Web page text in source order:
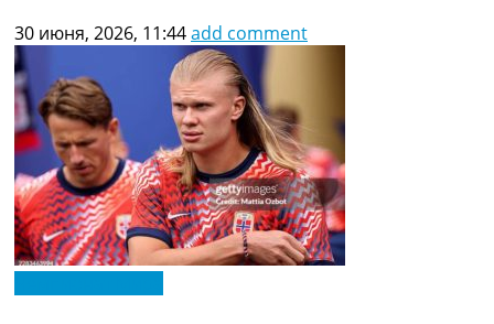
30 июня, 2026, 11:44add comment